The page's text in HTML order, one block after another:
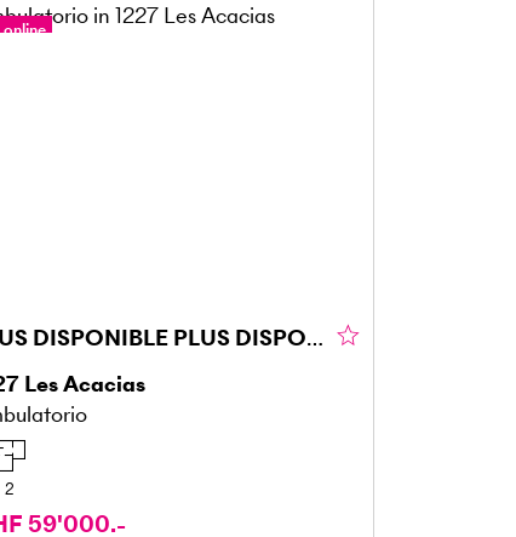
PLUS DISPONIBLE PLUS DISPONIBLE
Les Acacias
2
59'000.-